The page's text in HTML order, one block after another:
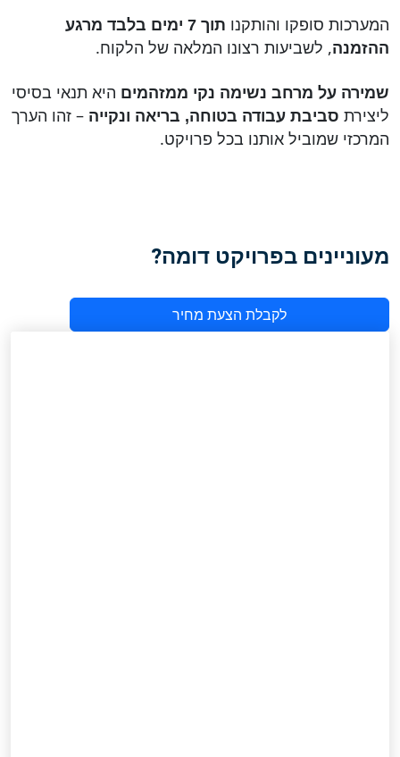
המערכות סופקו והותקנו
תוך 7 ימים בלבד מרגע
ההזמנה, לשביעות רצונו המלאה של הלקוח.
שמירה על מרחב נשימה נקי ממזהמים היא תנאי בסיסי
ליצירת סביבת עבודה בטוחה, בריאה ונקייה – זהו הערך
המרכזי שמוביל אותנו בכל פרויקט.
מעוניינים בפרויקט דומה?
לקבלת הצעת מחיר